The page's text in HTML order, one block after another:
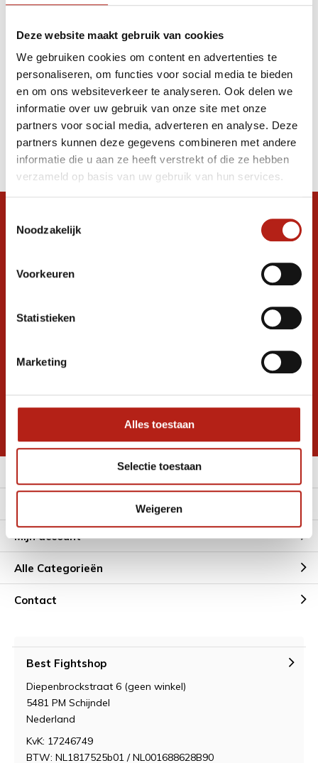
Deze website maakt gebruik van cookies
We gebruiken cookies om content en advertenties te
personaliseren, om functies voor social media te bieden
en om ons websiteverkeer te analyseren. Ook delen we
informatie over uw gebruik van onze site met onze
partners voor social media, adverteren en analyse. Deze
partners kunnen deze gegevens combineren met andere
informatie die u aan ze heeft verstrekt of die ze hebben
verzameld op basis van uw gebruik van hun services.
Noodzakelijk
Voorkeuren
Statistieken
Marketing
Alles toestaan
Selectie toestaan
Weigeren
Apply filters WT TaekwonDo pakken
Producten
Filter
Ontvang de nieuwste aanbiedingen en
promoties
Inschrijven voor
korting
* Lees hier de wettelijke beperkingen
Mijn account
Alle Categorieën
Contact
Best Fightshop
Diepenbrockstraat 6 (geen winkel)
5481 PM Schijndel
Nederland
KvK: 17246749
BTW: NL1817525b01 / NL001688628B90